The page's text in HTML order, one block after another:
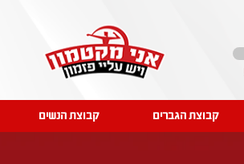
קבוצת הגברים קבוצת הנשים